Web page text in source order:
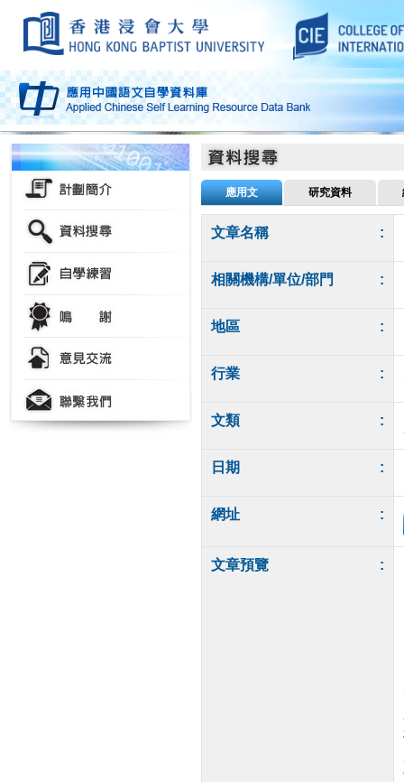
應用文 研究資料
文章名稱 :
相關機構/單位/部門 :
地區 :
行業 :
文類 :
日期 :
網址 :
文章預覽 :